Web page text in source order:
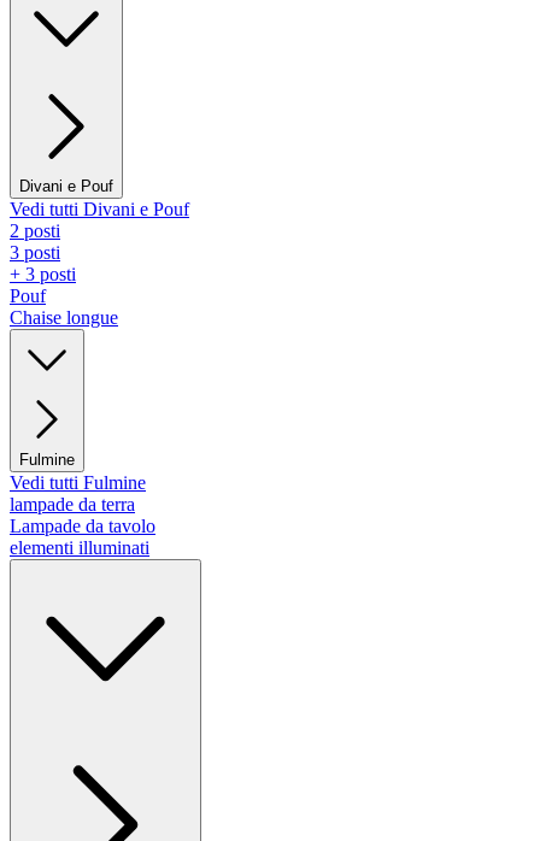
Divani e Pouf
Vedi tutti Divani e Pouf
2 posti
3 posti
+ 3 posti
Pouf
Chaise longue
Fulmine
Vedi tutti Fulmine
lampade da terra
Lampade da tavolo
elementi illuminati